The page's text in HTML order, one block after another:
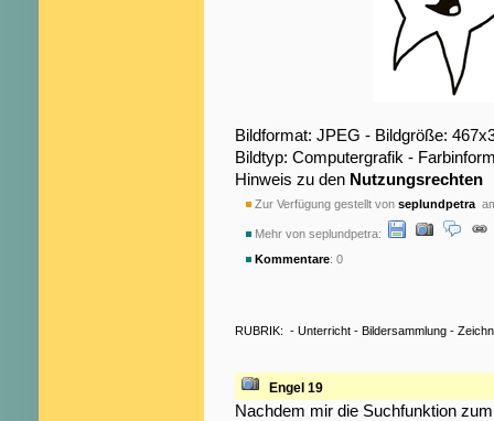
Bildformat: JPEG - Bildgröße:
Bildtyp: Computergrafik -
Hinweis zu den Nutzungsrechten
Zur Verfügung gestellt von seplundpetra
Mehr von seplundpetra:
Kommentare: 0
RUBRIK: - Unterricht - Bildersammlung -
Engel 19
Nachdem mir die Suchfunktion